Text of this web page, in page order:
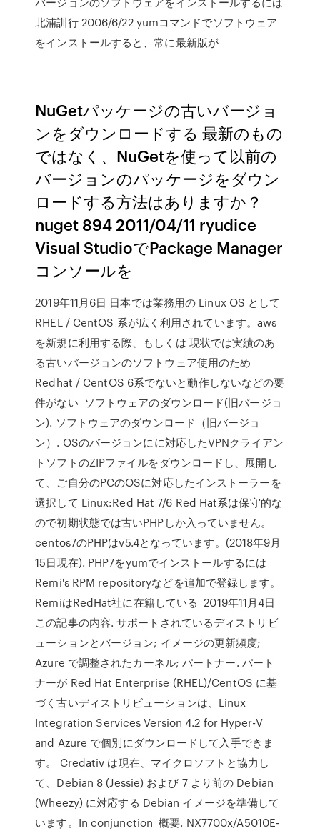
北浦訓行 2006/6/22 yumコマンドでソフトウェア
をインストールすると、常に最新版が
NuGetパッケージの古いバージョ
ンをダウンロードする 最新のもの
ではなく、NuGetを使って以前の
バージョンのパッケージをダウン
ロードする方法はありますか？
nuget 894 2011/04/11 ryudice
Visual StudioでPackage Manager
コンソールを
2019年11月6日 日本では業務用の Linux OS として
RHEL / CentOS 系が広く利用されています。aws
を新規に利用する際、もしくは 現状では実績のあ
る古いバージョンのソフトウェア使用のため
Redhat / CentOS 6系でないと動作しないなどの要
件がない ソフトウェアのダウンロード(旧バージョ
ン). ソフトウェアのダウンロード（旧バージョ
ン）. OSのバージョンにに対応したVPNクライアン
トソフトのZIPファイルをダウンロードし、展開し
て、ご自分のPCのOSに対応したインストーラーを
選択して Linux:Red Hat 7/6 Red Hat系は保守的な
ので初期状態では古いPHPしか入っていません。
centos7のPHPはv5.4となっています。(2018年9月
15日現在). PHP7をyumでインストールするには
Remi's RPM repositoryなどを追加で登録します。
RemiはRedHat社に在籍している 2019年11月4日
この記事の内容. サポートされているディストリビ
ューションとバージョン; イメージの更新頻度;
Azure で調整されたカーネル; パートナー. パート
ナーが Red Hat Enterprise (RHEL)/CentOS に基
づく古いディストリビューションは、Linux
Integration Services Version 4.2 for Hyper-V
and Azure で個別にダウンロードして入手できま
す。 Credativ は現在、マイクロソフトと協力し
て、Debian 8 (Jessie) および 7 より前の Debian
(Wheezy) に対応する Debian イメージを準備して
います。In conjunction 概要. NX7700x/A5010E-